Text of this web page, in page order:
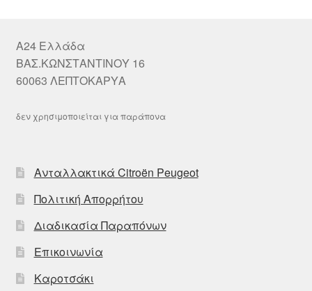
A24 Ελλάδα
ΒΑΣ.ΚΩΝΣΤΑΝΤΙΝΟΥ 16
60063 ΛΕΠΤΟΚΑΡΥΑ
δεν χρησιμοποιείται για παράπονα
Ανταλλακτικά Citroën Peugeot
Πολιτική Απορρήτου
Διαδικασία Παραπόνων
Επικοινωνία
Καροτσάκι